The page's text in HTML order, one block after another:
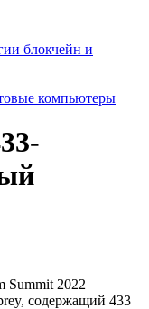
блокчейн и
компьютеры
Summit 2022
содержащий 433